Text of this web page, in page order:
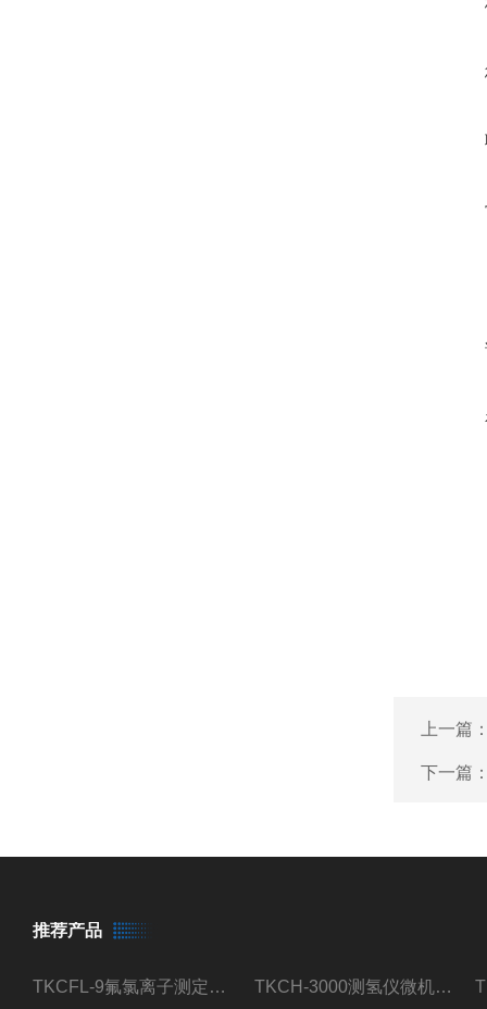
上一篇
下一篇
推荐产品
TKCFL-9氟氯离子测定仪自动煤质检测 TKCH-3000测氢仪微机氢元素测定煤质检测